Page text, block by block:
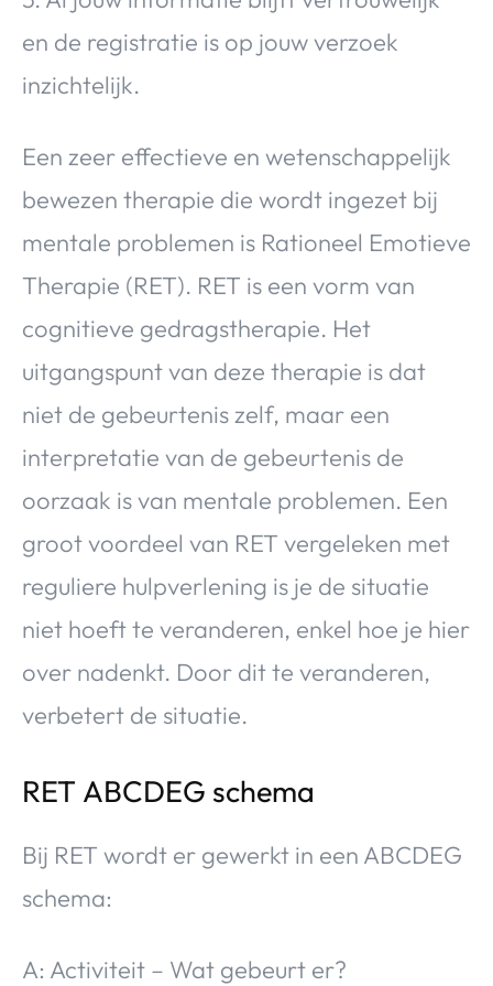
en de registratie is op jouw verzoek
inzichtelijk.
Een zeer effectieve en wetenschappelijk
bewezen therapie die wordt ingezet bij
mentale problemen is Rationeel Emotieve
Therapie (RET). RET is een vorm van
cognitieve gedragstherapie. Het
uitgangspunt van deze therapie is dat
niet de gebeurtenis zelf, maar een
interpretatie van de gebeurtenis de
oorzaak is van mentale problemen. Een
groot voordeel van RET vergeleken met
reguliere hulpverlening is je de situatie
niet hoeft te veranderen, enkel hoe je hier
over nadenkt. Door dit te veranderen,
verbetert de situatie.
RET ABCDEG schema
Bij RET wordt er gewerkt in een ABCDEG
schema:
A: Activiteit – Wat gebeurt er?